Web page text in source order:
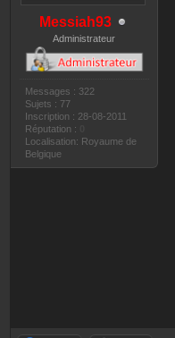
Messiah93
Administrateur
Messages : 322
Sujets : 77
Inscription : 28-08-2011
Réputation :
Localisation: Royaume de
Belgique